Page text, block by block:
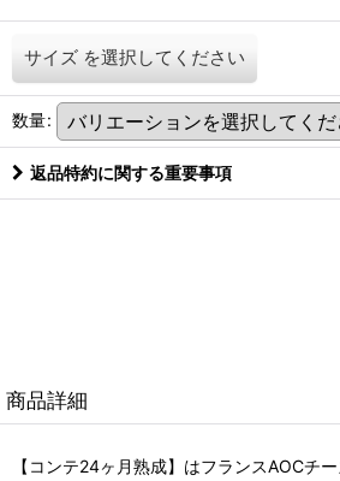
サイズ を選択してください
数量:
返品特約に関する重要事項
商品詳細
【コンテ24ヶ月熟成】はフランスAOCチ